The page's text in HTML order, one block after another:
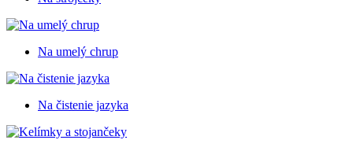
Na umelý chrup
Na čistenie jazyka